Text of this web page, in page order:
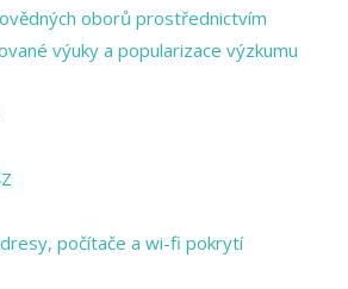
oborů prostřednictvím
výuky a popularizace výzkumu
počítače a wi-fi pokrytí